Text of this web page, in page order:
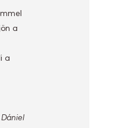
a
a
Dániel